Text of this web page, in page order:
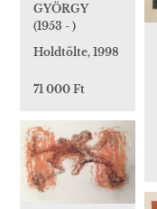
GYÖRGY
(1953 - )
Holdtölte, 1998
71 000 Ft